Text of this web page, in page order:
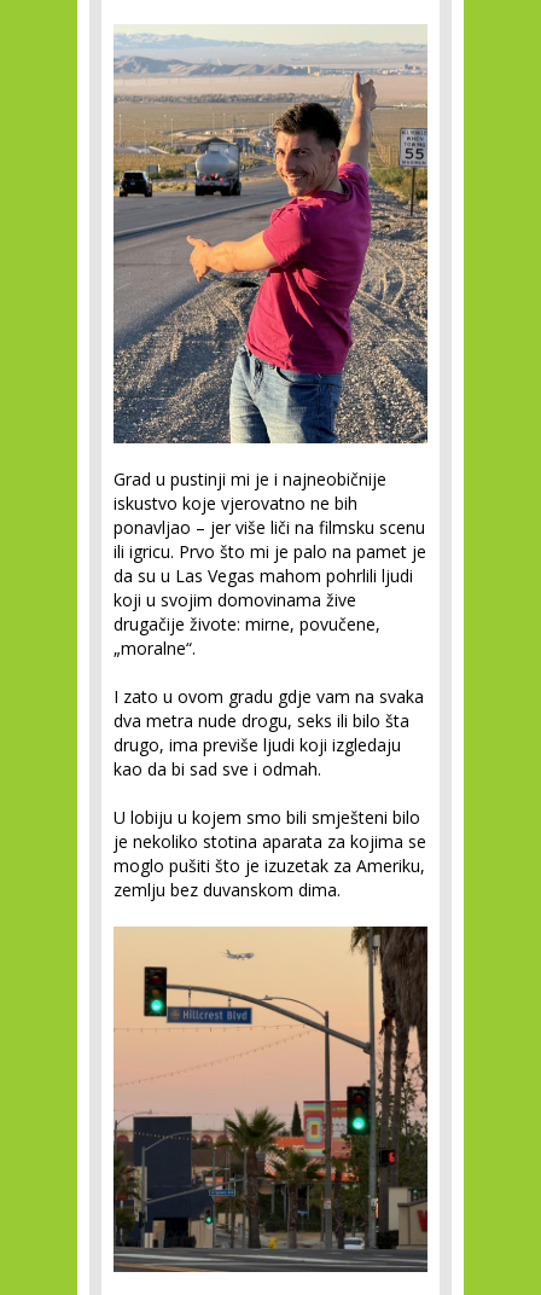
Grad u pustinji mi je i najneobičnije
iskustvo koje vjerovatno ne bih
ponavljao – jer više liči na filmsku scenu
ili igricu. Prvo što mi je palo na pamet je
da su u Las Vegas mahom pohrlili ljudi
koji u svojim domovinama žive
drugačije živote: mirne, povučene,
„moralne“.
I zato u ovom gradu gdje vam na svaka
dva metra nude drogu, seks ili bilo šta
drugo, ima previše ljudi koji izgledaju
kao da bi sad sve i odmah.
U lobiju u kojem smo bili smješteni bilo
je nekoliko stotina aparata za kojima se
moglo pušiti što je izuzetak za Ameriku,
zemlju bez duvanskom dima.